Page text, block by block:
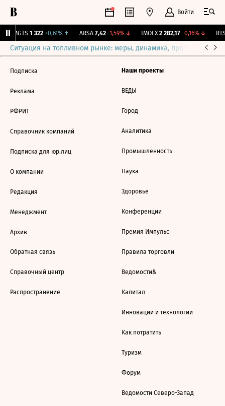
Войти
MGTS 1 322 +0,61%↑ ARSA 7,42 -1,59%↓ IMOEX 2 282,17 -0,16%↓ RTSI
Ситуация на топливном рынке: меры, динамика, прогнозы
Подписка
Реклама
РФРИТ
Справочник компаний
Подписка для юр.лиц
О компании
Редакция
Менеджмент
Архив
Обратная связь
Справочный центр
Распространение
Наши проекты
ВЕДЫ
Город
Аналитика
Промышленность
Наука
Здоровье
Конференции
Премия Импульс
Правила торговли
Ведомости&
Капитал
Инновации и технологии
Как потратить
Туризм
Форум
Ведомости Северо-Запад